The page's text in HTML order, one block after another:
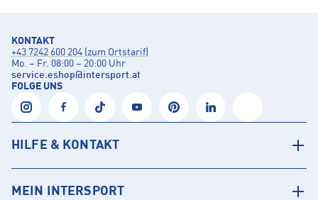
KONTAKT
+43 7242 600 204 (zum Ortstarif)
Mo. – Fr. 08:00 – 20:00 Uhr
service.eshop@intersport.at
FOLGE UNS
HILFE & KONTAKT
MEIN INTERSPORT